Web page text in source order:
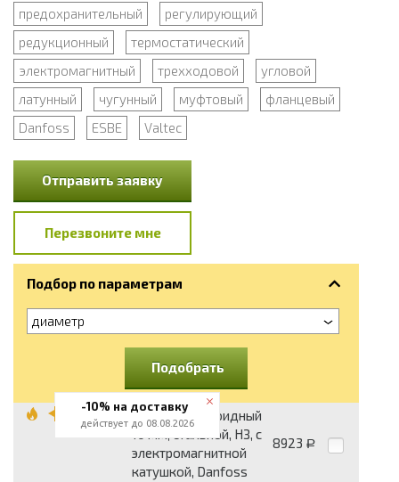
предохранительный
регулирующий
редукционный
термостатический
электромагнитный
трехходовой
угловой
латунный
чугунный муфтовый
фланцевый
Danfoss
ESBE Valtec
Отправить заявку
Перезвоните мне
Подбор по параметрам
диаметр
Подобрать
Клапан соленоидный
10 мм, стальной, НЗ, с
электромагнитной
катушкой, Danfoss
8923 Р
-10% на доставку
действует до 08.08.2026